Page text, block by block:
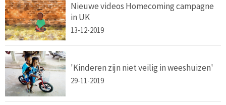
Nieuwe videos Homecoming campagne
in UK
13-12-2019
'Kinderen zijn niet veilig in weeshuizen'
29-11-2019